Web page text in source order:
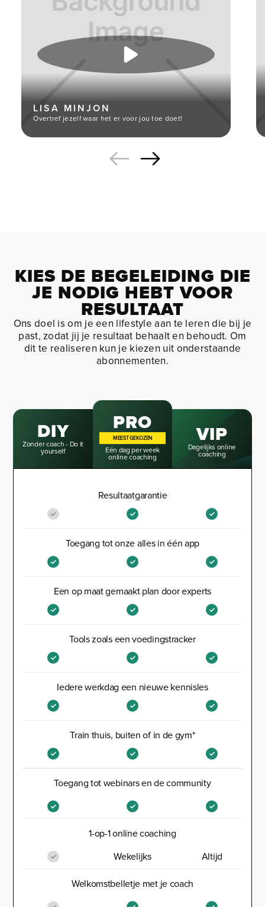
LISA MINJON
Overtref jezelf waar het er voor jou toe doet!
KIES DE BEGELEIDING DIE
JE NODIG HEBT VOOR
RESULTAAT
Ons doel is om je een lifestyle aan te leren die bij je
past, zodat jij je resultaat behaalt en behoudt. Om
dit te realiseren kun je kiezen uit onderstaande
abonnementen.
DIY
Zonder coach - Do it
yourself
PRO
MEEST GEKOZEN
Eén dag per week
online coaching
VIP
Dagelijks online
coaching
Toegang tot onze alles in één app
Resultaatgarantie
Een op maat gemaakt plan door experts
Tools zoals een voedingstracker
Iedere werkdag een nieuwe kennisles
Train thuis, buiten of in de gym*
Toegang tot webinars en de community
Welkomstbelletje met je coach
1-op-1 online coaching
Wekelijks Altijd